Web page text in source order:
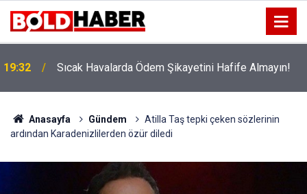
19:32 Sıcak Havalarda Ödem Şikayetini Hafife Almayın!
Anasayfa Gündem
Atilla Taş tepki çeken sözlerinin
ardından Karadenizlilerden özür diledi